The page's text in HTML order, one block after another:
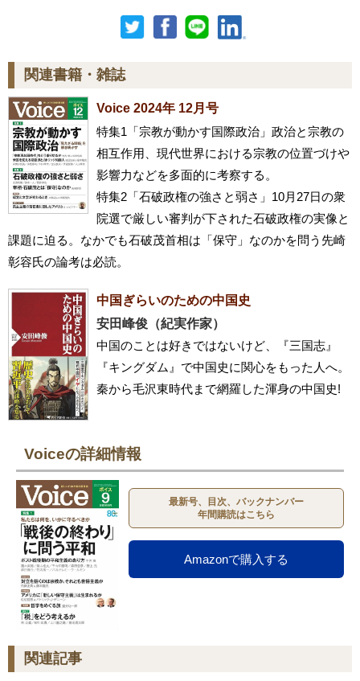
関連書籍・雑誌
Voice 2024年 12月号
特集1「宗教が動かす国際政治」政治と宗教の
相互作用、現代世界における宗教の位置づけや
影響力などを多面的に考察する。
特集2「石破政権の強さと弱さ」10月27日の衆
院選で厳しい審判が下された石破政権の実像と
課題に迫る。なかでも石破茂首相は「保守」なのかを問う先崎
彰容氏の論考は必読。
中国ぎらいのための中国史
安田峰俊（紀実作家）
中国のことは好きではないけど、『三国志』
『キングダム』で中国史に関心をもった人へ。
秦から毛沢東時代まで網羅した渾身の中国史!
Voiceの詳細情報
最新号、目次、バックナンバー
年間購読はこちら
Amazonで購入する
関連記事